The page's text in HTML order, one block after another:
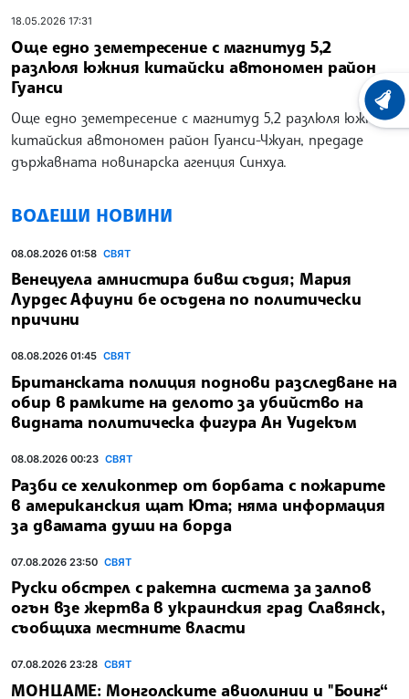
18.05.2026 17:31
Още едно земетресение с магнитуд 5,2
разлюля южния китайски автономен район
Гуанси
Още едно земетресение с магнитуд 5,2 разлюля южния
китайския автономен район Гуанси-Чжуан, предаде
държавната новинарска агенция Синхуа.
ВОДЕЩИ НОВИНИ
08.08.2026 01:58 СВЯТ
Венецуела амнистира бивш съдия; Мария
Лурдес Афиуни бе осъдена по политически
причини
08.08.2026 01:45 СВЯТ
Британската полиция поднови разследване на
обир в рамките на делото за убийство на
видната политическа фигура Ан Уидекъм
08.08.2026 00:23 СВЯТ
Разби се хеликоптер от борбата с пожарите
в американския щат Юта; няма информация
за двамата души на борда
07.08.2026 23:50 СВЯТ
Руски обстрел с ракетна система за залпов
огън взе жертва в украинския град Славянск,
съобщиха местните власти
07.08.2026 23:28 СВЯТ
МОНЦАМЕ: Монголските авиолинии и "Боинг“